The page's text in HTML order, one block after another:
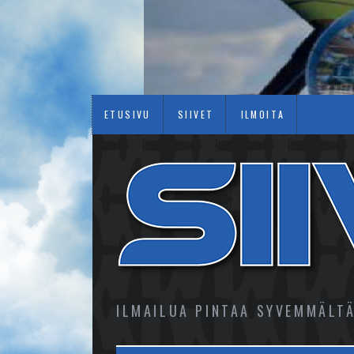
ETUSIVU SIIVET ILMOITA
ILMAILUA PINTAA